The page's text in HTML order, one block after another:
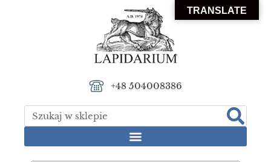
+48 504008386
TRANSLATE